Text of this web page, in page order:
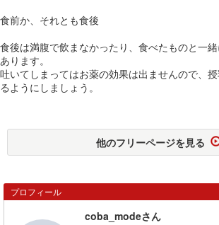
食前か、それとも食後
食後は満腹で飲まなかったり、食べたものと一
あります。
吐いてしまってはお薬の効果は出ませんので、
るようにしましょう。
他のフリーページを見る
プロフィール
coba_modeさん